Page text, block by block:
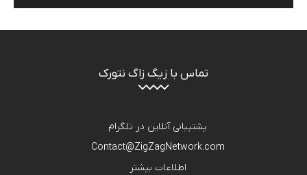
تماس با زیگ زاگ نتورک
پشتیبانی آنلاین در تلگرام
Contact@ZigZagNetwork.com
اطلاعات بیشتر